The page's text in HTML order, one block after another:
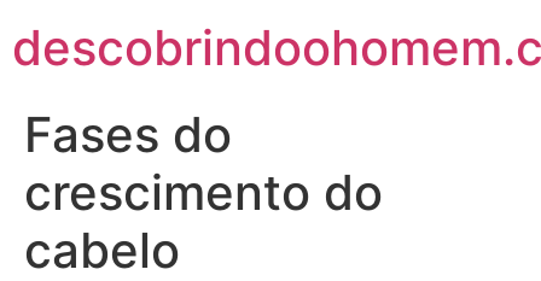
Fases do
crescimento do
cabelo